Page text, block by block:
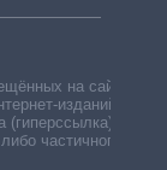
на сайте,
изданий —
(гиперссылка)
частичного